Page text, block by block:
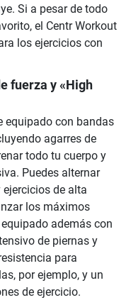
Si a pesar de todo
el Centr Workout
los ejercicios con
fuerza y «High
equipado con bandas
agarres de
todo tu cuerpo y
Puedes alternar
de alta
los máximos
además con
de piernas y
para
por ejemplo, y un
de ejercicio.